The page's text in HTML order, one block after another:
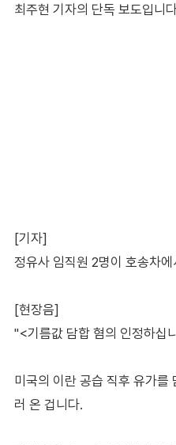
최주현 기자의 단독 보도입니
[기자]
정유사 임직원 2명이 호송차
[현장음]
"<기름값 담합 혐의 인정하십
미국의 이란 공습 직후 유가를
러 온 겁니다.